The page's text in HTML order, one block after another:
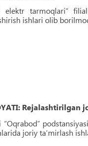
elektr tarmoqlari”
ishlari olib
joriy ta’mirlash